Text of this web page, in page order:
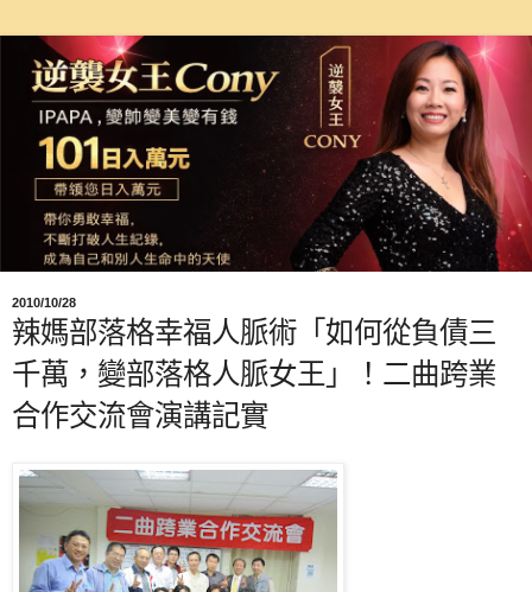
2010/10/28
辣媽部落格幸福人脈術「如何從負債三
千萬，變部落格人脈女王」！二曲跨業
合作交流會演講記實